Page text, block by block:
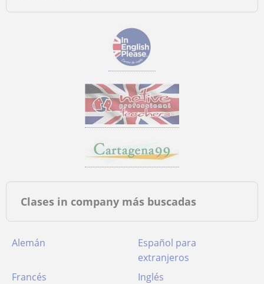
Clases in company más buscadas
Alemán
Español para
extranjeros
Francés
Inglés